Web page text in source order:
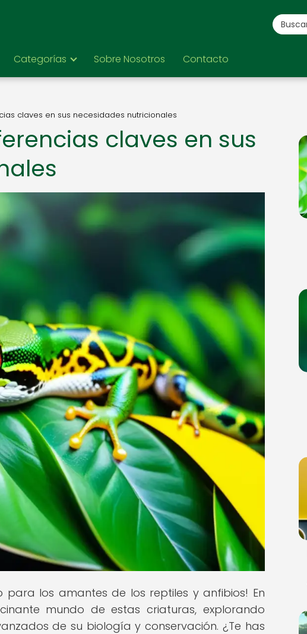
Categorías Sobre Nosotros Contacto
claves en sus necesidades nutricionales
claves en sus
para los amantes de los reptiles y anfibios! En
mundo de estas criaturas, explorando
de su biología y conservación. ¿Te has